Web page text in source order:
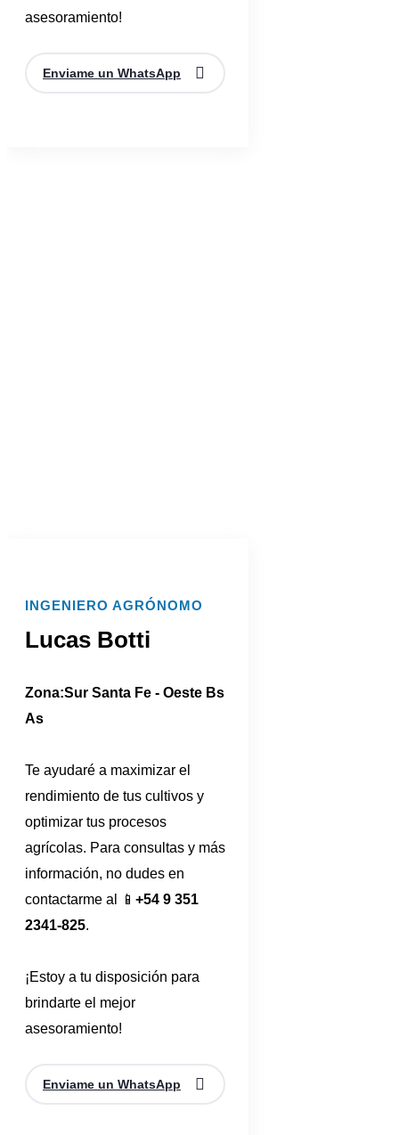
asesoramiento!
Enviame un WhatsApp
INGENIERO AGRÓNOMO
Lucas Botti
Zona:Sur Santa Fe - Oeste Bs
As
Te ayudaré a maximizar el
rendimiento de tus cultivos y
optimizar tus procesos
agrícolas. Para consultas y más
información, no dudes en
contactarme al 📱 +54 9 351
2341-825.
¡Estoy a tu disposición para
brindarte el mejor
asesoramiento!
Enviame un WhatsApp